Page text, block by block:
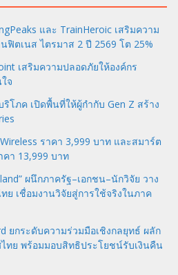
และ TrainHeroic เสริมความ
ฟิตเนส ไตรมาส 2 ปี 2569 โต 25%
เสริมความปลอดภัยให้องค์กร
จ
โภค เปิดพื้นที่ให้ผู้กำกับ Gen Z สร้าง
ราคา 3,999 บาท และสมาร์ต
า 13,999 บาท
ผนึกภาครัฐ–เอกชน–นักวิจัย วาง
ย เชื่อมงานวิจัยสู่การใช้จริงในภาค
ยกระดับความร่วมมือเชิงกลยุทธ์ ผลัก
ไทย พร้อมมอบสิทธิประโยชน์รับเงินคืน